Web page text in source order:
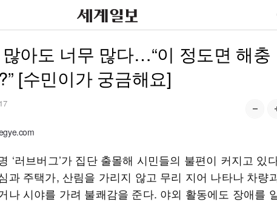
아도 너무 많다…“이 정도면 해충
[수민이가 궁금해요]
‘러브버그’가 집단 출몰해 시민들의 불편이 커지고 있
과 주택가, 산림을 가리지 않고 무리 지어 나타나 차량
나 시야를 가려 불쾌감을 준다. 야외 활동에도 장애를